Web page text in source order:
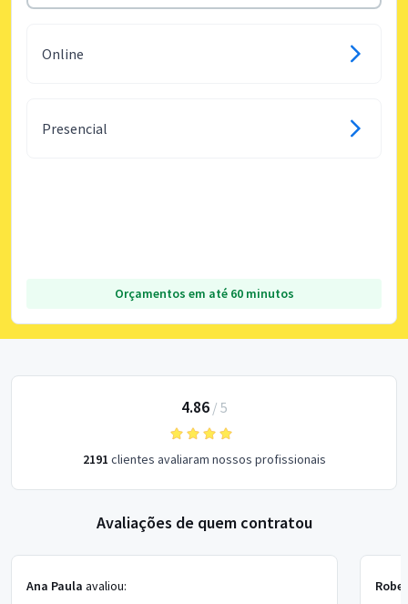
Online
Presencial
Orçamentos em até 60 minutos
4.86/ 5
2191 clientes avaliaram nossos profissionais
Avaliações de quem contratou
Ana Paula avaliou: